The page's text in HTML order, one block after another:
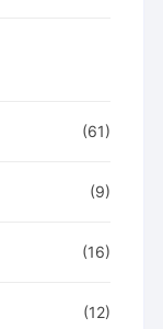
(61)
(9)
(16)
(12)